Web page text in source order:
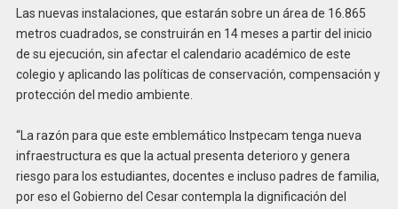
Las nuevas instalaciones, que estarán sobre un área de 16.865
metros cuadrados, se construirán en 14 meses a partir del inicio
de su ejecución, sin afectar el calendario académico de este
colegio y aplicando las políticas de conservación, compensación y
protección del medio ambiente.
“La razón para que este emblemático Instpecam tenga nueva
infraestructura es que la actual presenta deterioro y genera
riesgo para los estudiantes, docentes e incluso padres de familia,
por eso el Gobierno del Cesar contempla la dignificación del